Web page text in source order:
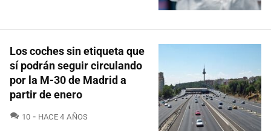
Los coches sin etiqueta que
sí podrán seguir circulando
por la M-30 de Madrid a
partir de enero
10 COMENTARIOS
HACE 4 AÑOS